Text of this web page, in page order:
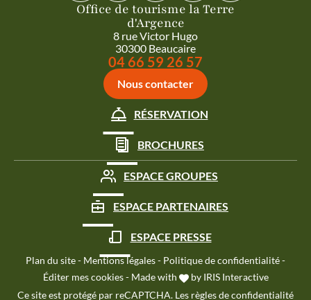
Office de tourisme la Terre
d'Argence
8 rue Victor Hugo
30300 Beaucaire
Appeler le
04 66 59 26 57
Nous contacter
RÉSERVATION
BROCHURES
ESPACE GROUPES
ESPACE PARTENAIRES
ESPACE PRESSE
Plan du site- Mentions légales- Politique de confidentialité-
Éditer mes cookies - Made with by IRIS Interactive
Ce site est protégé par reCAPTCHA. Les règles de confidentialité